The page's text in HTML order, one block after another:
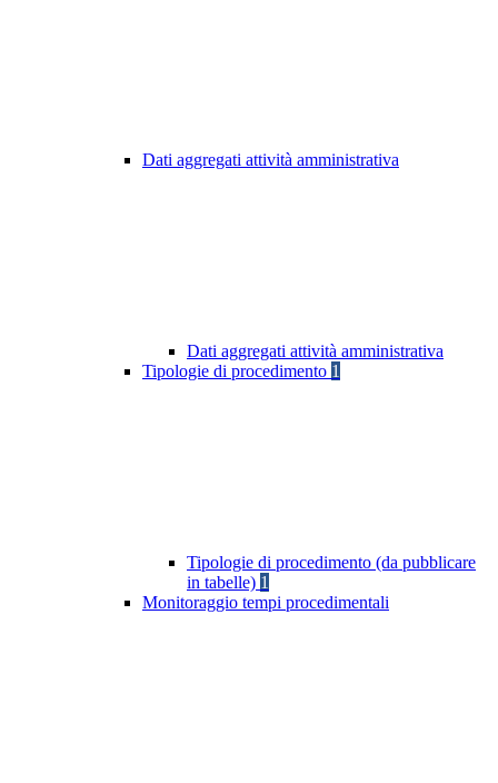
Dati aggregati attività amministrativa
Dati aggregati attività amministrativa
Tipologie di procedimento 1
Tipologie di procedimento (da pubblicare
in tabelle) 1
Monitoraggio tempi procedimentali